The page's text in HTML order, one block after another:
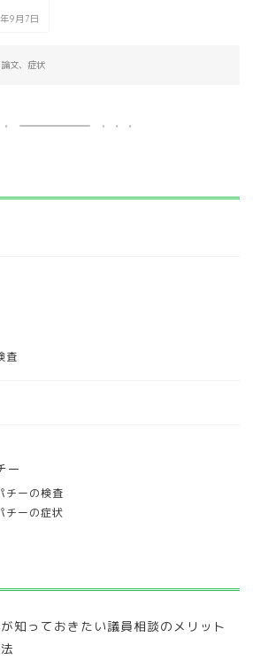
9月7日
文、症状
査
ー
チーの検査
チーの症状
知っておきたい議員相談のメリット